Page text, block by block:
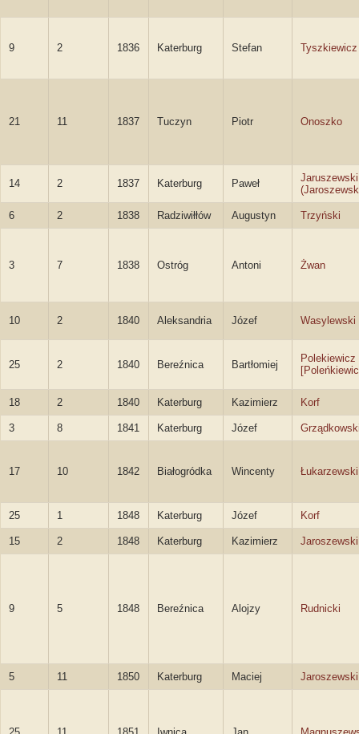
9 2 1836 Katerburg Stefan Tyszkiewicz
21 11 1837 Tuczyn Piotr Onoszko
14 2 1837 Katerburg Paweł
Jaruszewski
6 2 1838 Radziwiłłów Augustyn Trzyński
3 7 1838 Ostróg Antoni Żwan
10 2 1840 Aleksandria Józef Wasylewski
25 2 1840 Bereźnica Bartłomiej
Polekiewicz
18 2 1840 Katerburg Kazimierz Korf
3 8 1841 Katerburg Józef
17 10 1842 Białogródka Wincenty Łukarzewski
25 1 1848 Katerburg Józef Korf
15 2 1848 Katerburg Kazimierz Jaroszewski
9 5 1848 Bereźnica Alojzy Rudnicki
5 11 1850 Katerburg Maciej Jaroszewski